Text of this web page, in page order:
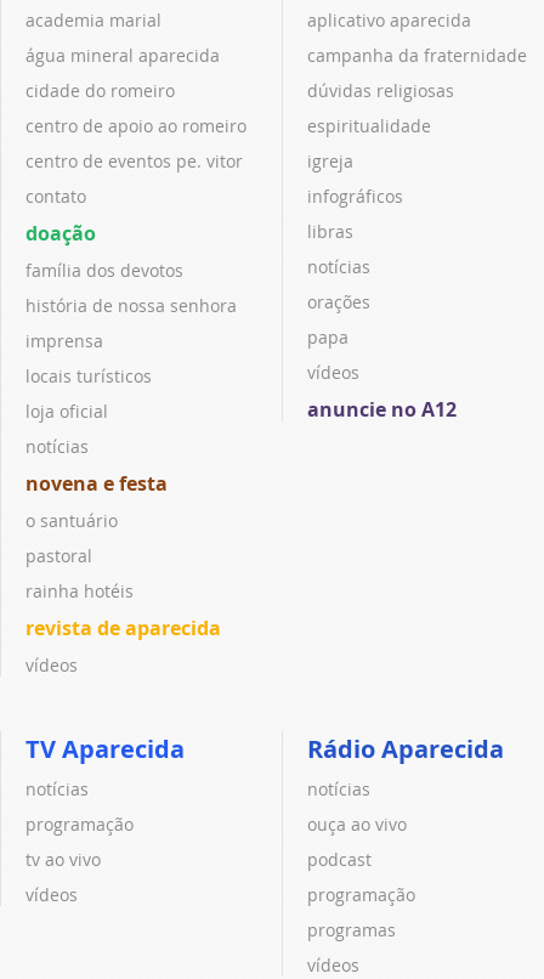
academia marial
água mineral aparecida
cidade do romeiro
centro de apoio ao romeiro
centro de eventos pe. vitor
contato
doação
família dos devotos
história de nossa senhora
imprensa
locais turísticos
loja oficial
notícias
novena e festa
o santuário
pastoral
rainha hotéis
revista de aparecida
vídeos
aplicativo aparecida
campanha da fraternidade
dúvidas religiosas
espiritualidade
igreja
infográficos
libras
notícias
orações
papa
vídeos
anuncie no A12
TV Aparecida
notícias
programação
tv ao vivo
vídeos
Rádio Aparecida
notícias
ouça ao vivo
podcast
programação
programas
vídeos